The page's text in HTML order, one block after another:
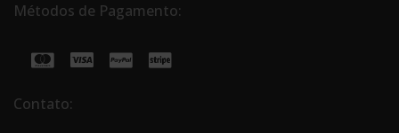
Métodos de Pagamento:
Contato: